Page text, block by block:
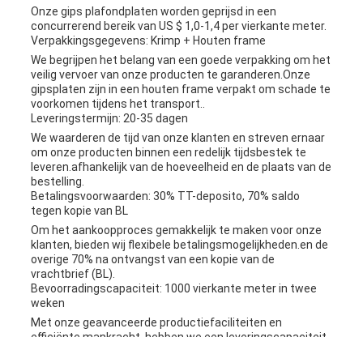
Onze gips plafondplaten worden geprijsd in een
concurrerend bereik van US $ 1,0-1,4 per vierkante meter.
Verpakkingsgegevens: Krimp + Houten frame
We begrijpen het belang van een goede verpakking om het
veilig vervoer van onze producten te garanderen.Onze
gipsplaten zijn in een houten frame verpakt om schade te
voorkomen tijdens het transport..
Leveringstermijn: 20-35 dagen
We waarderen de tijd van onze klanten en streven ernaar
om onze producten binnen een redelijk tijdsbestek te
leveren.afhankelijk van de hoeveelheid en de plaats van de
bestelling.
Betalingsvoorwaarden: 30% TT-deposito, 70% saldo
tegen kopie van BL
Om het aankoopproces gemakkelijk te maken voor onze
klanten, bieden wij flexibele betalingsmogelijkheden.en de
overige 70% na ontvangst van een kopie van de
vrachtbrief (BL).
Bevoorradingscapaciteit: 1000 vierkante meter in twee
weken
Met onze geavanceerde productiefaciliteiten en